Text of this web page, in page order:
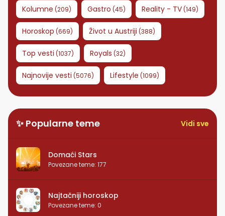
Kolumne (209) Gastro (45) Reality - TV(149)
Horoskop (669) Život u Austriji (388)
Top vesti (1037) Royals (32)
Najnovije vesti (5076) Lifestyle (1099)
✨ Popularne teme Vidi sve
Domaći Stars
Povezane teme: 177
Najtačniji horoskop
Povezane teme: 0